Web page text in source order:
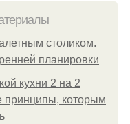
столиком.
планировки
кухни 2 на 2
принципы, которым